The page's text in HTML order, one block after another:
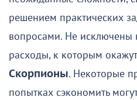
решением практических
вопросами. Не исключены
расходы, к которым
Скорпионы. Некоторые
попытках сэкономить